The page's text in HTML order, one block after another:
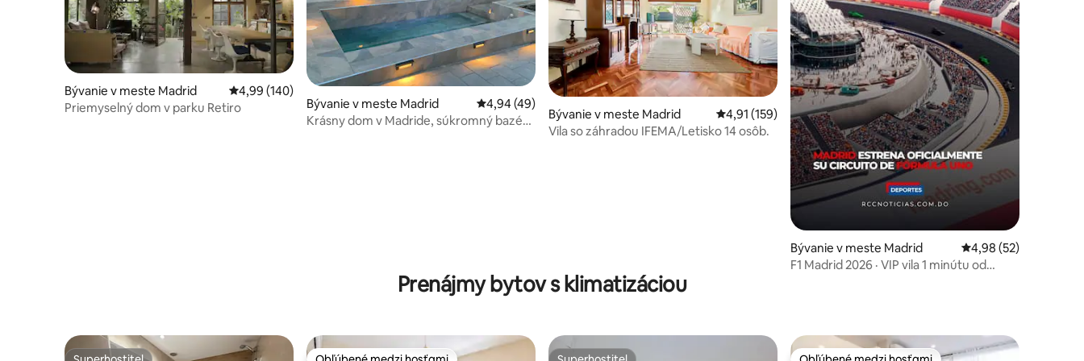
Bývanie v meste Madrid Priemerné ohodnotenie 4,99 z 5, počet hodnotení: 140
4,99 (140)
Priemyselný dom v parku Retiro
Bývanie v meste Madrid Priemerné ohodnotenie 4,94 z 5, počet hodnotení: 49
4,94 (49)
Krásny dom v Madride, súkromný bazén
Bývanie v meste Madrid Priemerné ohodnotenie 4,91 z 5, počet hodnotení: 159
4,91 (159)
Vila so záhradou IFEMA/Letisko 14 osôb.
Bývanie v meste Madrid Priemerné
4,98 (52)
F1 Madrid 2026 · VIP vila 1 minútu od
Prenájmy bytov s klimatizáciou